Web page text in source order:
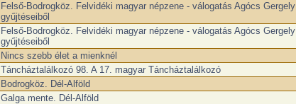
Felső-Bodrogköz. Felvidéki magyar népzene - válogatás Agócs Gergely
gyűjtéseiből
Felső-Bodrogköz. Felvidéki magyar népzene - válogatás Agócs Gergely
gyűjtéseiből
Nincs szebb élet a mienknél
Táncháztalálkozó ­98. A 17. magyar Táncháztalálkozó
Bodrogköz. Dél-Alföld
Galga mente. Dél-Alföld